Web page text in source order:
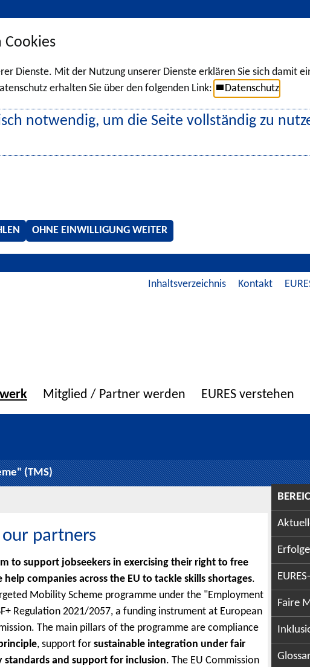
Dienste. Mit der Nutzung unserer Dienste erklären Sie sich damit
erhalten Sie über den folgenden Link:
Datenschutz
notwendig, um die Seite vollständig zu
OHNE EINWILLIGUNG WEITER
Inhaltsverzeichnis Kontakt
Mitglied / Partner werden EURES verstehen
(TMS)
our partners
to support jobseekers in exercising their right to free
companies across the EU to tackle skills shortages.
Mobility Scheme programme under the "Employment
Regulation 2021/2057, a funding instrument at European
The main pillars of the programme are compliance
, support for sustainable integration under fair
and support for inclusion. The EU Commission
Erfolge
Faire